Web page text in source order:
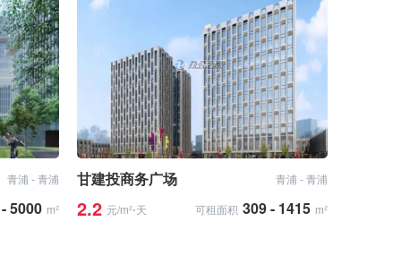
青浦 - 青浦
5000 m²
甘建投商务广场 青浦 - 青浦
2.2 元/m²⋅天 可租面积 309 - 1415 m²